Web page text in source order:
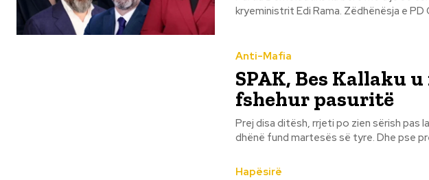
kryeministrit Edi Rama.
Anti-Mafia
SPAK, Bes Kallaku
fshehur pasuritë
Prej disa ditësh, rrjeti po zien sërish pas
dhënë fund martesës së tyre. Dhe
Hapësirë